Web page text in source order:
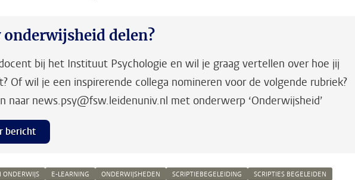
onderwijsheid delen?
bij het Instituut Psychologie en wil je graag vertellen over hoe jij
Of wil je een inspirerende collega nomineren voor de volgende rubriek?
naar news.psy@fsw.leidenuniv.nl met onderwerp ‘Onderwijsheid’
bericht
ONDERWIJS E-LEARNING ONDERWIJSHEDEN SCRIPTIEBEGELEIDING SCRIPTIES BEGELEIDEN